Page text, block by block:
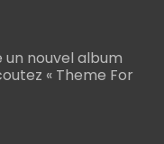
nouvel album
« Theme For